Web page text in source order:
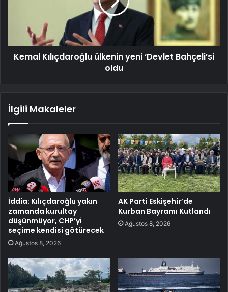
Kemal Kılıçdaroğlu ülkenin yeni ‘Devlet Bahçeli’si
oldu
İlgili Makaleler
İddia: Kılıçdaroğlu yakın
zamanda kurultay
düşünmüyor, CHP’yi
seçime kendisi götürecek
Ağustos 8, 2026
AK Parti Eskişehir’de
Kurban Bayramı Kutlandı
Ağustos 8, 2026